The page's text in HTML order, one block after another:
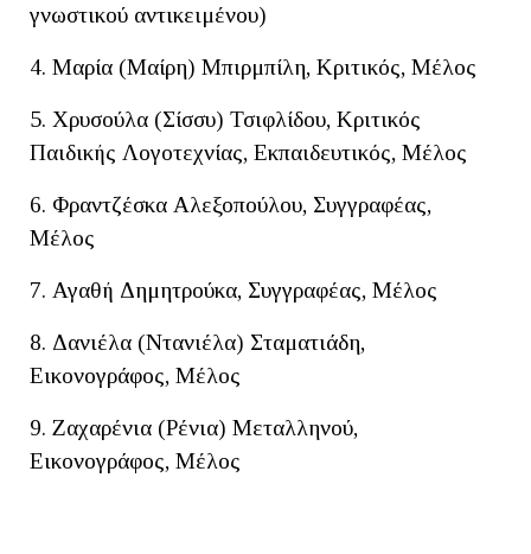
γνωστικού αντικειμένου)
4. Μαρία (Μαίρη) Μπιρμπίλη, Κριτικός, Μέλος
5. Χρυσούλα (Σίσσυ) Τσιφλίδου, Κριτικός
Παιδικής Λογοτεχνίας, Εκπαιδευτικός, Μέλος
6. Φραντζέσκα Αλεξοπούλου, Συγγραφέας,
Μέλος
7. Αγαθή Δημητρούκα, Συγγραφέας, Μέλος
8. Δανιέλα (Ντανιέλα) Σταματιάδη,
Εικονογράφος, Μέλος
9. Ζαχαρένια (Ρένια) Μεταλληνού,
Εικονογράφος, Μέλος